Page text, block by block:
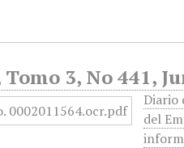
3, No 441,
Diario
del